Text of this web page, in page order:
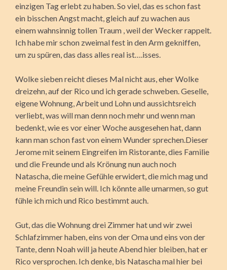
einzigen Tag erlebt zu haben. So viel, das es schon fast
ein bisschen Angst macht, gleich auf zu wachen aus
einem wahnsinnig tollen Traum , weil der Wecker rappelt.
Ich habe mir schon zweimal fest in den Arm gekniffen,
um zu spüren, das dass alles real ist….isses.
Wolke sieben reicht dieses Mal nicht aus, eher Wolke
dreizehn, auf der Rico und ich gerade schweben. Geselle,
eigene Wohnung, Arbeit und Lohn und aussichtsreich
verliebt, was will man denn noch mehr und wenn man
bedenkt, wie es vor einer Woche ausgesehen hat, dann
kann man schon fast von einem Wunder sprechen.Dieser
Jerome mit seinem Eingreifen im Ristorante, dies Familie
und die Freunde und als Krönung nun auch noch
Natascha, die meine Gefühle erwidert, die mich mag und
meine Freundin sein will. Ich könnte alle umarmen, so gut
fühle ich mich und Rico bestimmt auch.
Gut, das die Wohnung drei Zimmer hat und wir zwei
Schlafzimmer haben, eins von der Oma und eins von der
Tante, denn Noah will ja heute Abend hier bleiben, hat er
Rico versprochen. Ich denke, bis Natascha mal hier bei